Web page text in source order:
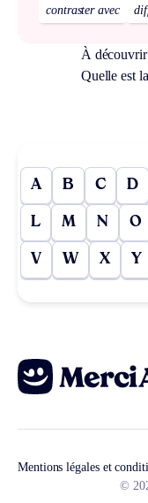
contraster avec
À découvrir
Quelle est
A B C D
L M N O
V W X Y
Mentions légales et
©